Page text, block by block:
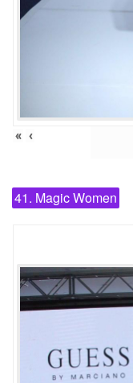
« ‹
41. Magic Women